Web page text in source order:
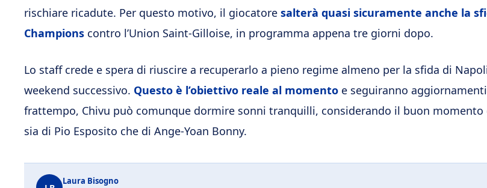
rischiare ricadute. Per questo motivo, il giocatore salterà quasi sicuramente anche la
Champions contro l’Union Saint-Gilloise, in programma appena tre giorni dopo.
Lo staff crede e spera di riuscire a recuperarlo a pieno regime almeno per la sfida di
weekend successivo. Questo è l’obiettivo reale al momento e seguiranno
frattempo, Chivu può comunque dormire sonni tranquilli, considerando il buon momento
sia di Pio Esposito che di Ange-Yoan Bonny.
Laura Bisogno